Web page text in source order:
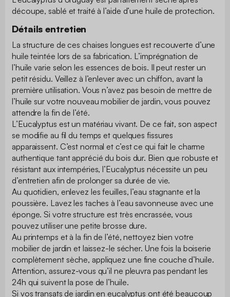
découpe, sablé et traité à l’aide d’une huile de protection.
Détails entretien
La structure de ces chaises longues est recouverte d’une
huile teintée lors de sa fabrication. L’imprégnation de
l’huile varie selon les essences de bois. Il peut rester un
petit résidu. Veillez à l’enlever avec un chiffon, avant la
première utilisation. Vous n’avez pas besoin de mettre de
l’huile sur votre nouveau mobilier de jardin, vous pouvez
attendre la fin de l’été.
L’Eucalyptus est un matériau vivant. De ce fait, son aspect
se modifie au fil du temps et quelques fissures
apparaissent. C’est normal et c’est ce qui fait le charme
authentique tant apprécié du bois dur. Bien que robuste et
résistant aux intempéries, l’Eucalyptus nécessite un peu
d’entretien afin de prolonger sa durée de vie.
Au quotidien, enlevez les feuilles, l’eau stagnante et la
poussière. Lavez les taches à l’eau savonneuse avec une
éponge. Si votre structure est très encrassée, vous
pouvez utiliser une petite brosse dure.
Au printemps et à la fin de l’été, nettoyez bien votre
mobilier de jardin et laissez-le sécher. Une fois la boiserie
complètement sèche, appliquez une fine couche d’huile.
Attention, assurez-vous qu’il ne pleuvra pas pendant les
24h qui suivent la pose de l’huile.
Si vos transats de jardin en eucalyptus ont été beaucoup